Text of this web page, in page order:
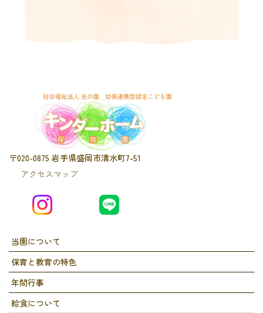
〒020-0875 岩手県盛岡市清水町7-51
アクセスマップ
当園について
保育と教育の特色
年間行事
給食について